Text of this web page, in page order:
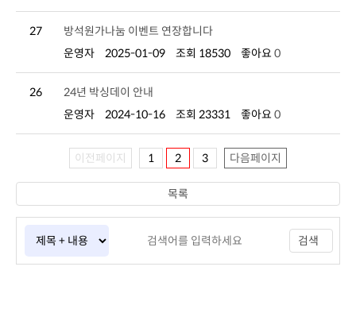
27
방석원가나눔 이벤트 연장합니다
운영자
2025-01-09 조회 18530 좋아요 0
26
24년 박싱데이 안내
운영자
2024-10-16 조회 23331 좋아요 0
이전페이지 1 2 3 다음페이지
검색
목록